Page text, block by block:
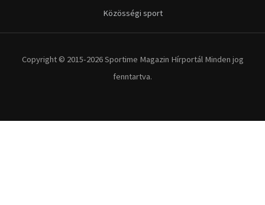
Közösségi sport
Copyright © 2015-2026 Sportime Magazin Hírportál Minden jog
fenntartva.